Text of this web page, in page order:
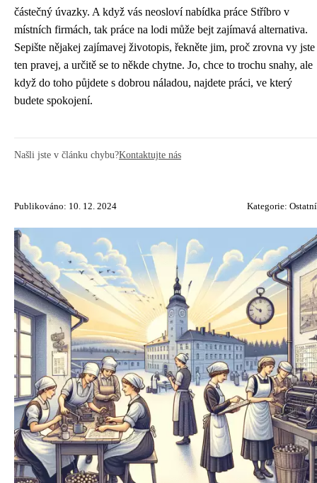
částečný úvazky. A když vás neosloví nabídka práce Stříbro v
místních firmách, tak práce na lodi může bejt zajímavá alternativa.
Sepište nějakej zajímavej životopis, řekněte jim, proč zrovna vy jste
ten pravej, a určitě se to někde chytne. Jo, chce to trochu snahy, ale
když do toho půjdete s dobrou náladou, najdete práci, ve který
budete spokojení.
Našli jste v článku chybu?Kontaktujte nás
Publikováno: 10. 12. 2024 Kategorie: Ostatní